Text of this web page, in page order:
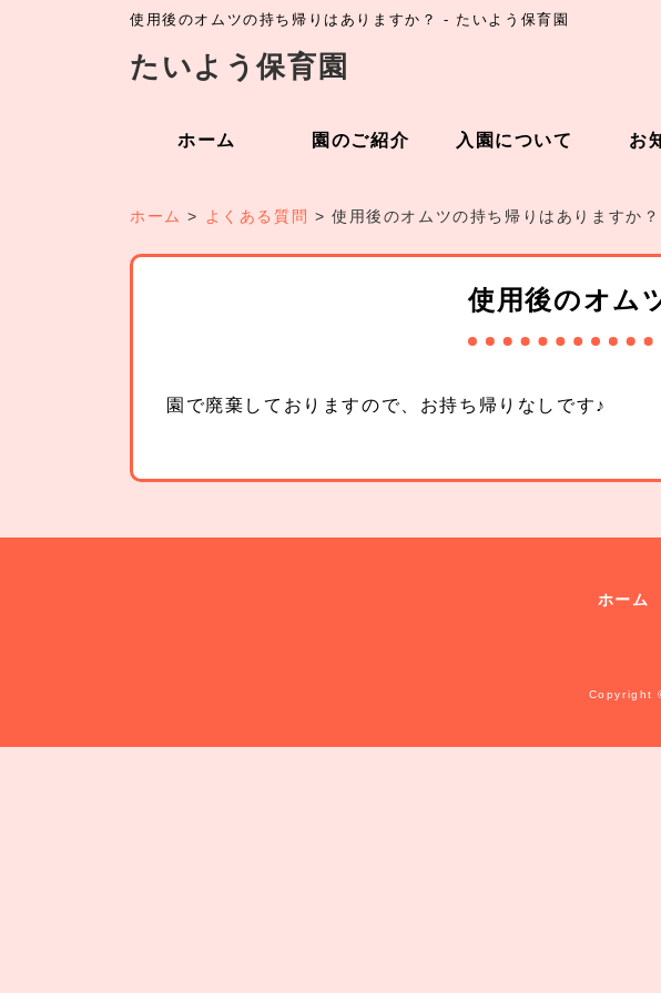
使用後のオムツの持ち帰りはありますか？ - たいよう保育園
たいよう保育園
ホーム 園のご紹介 入園について お
ホーム > よくある質問 >使用後のオムツの持ち帰りはありますか？
使用後のオム
園で廃棄しておりますので、お持ち帰りなしです♪
ホーム
Copyright